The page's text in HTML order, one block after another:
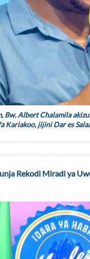
Bw. Albert Chalamila
Kariakoo, jijini Dar es
Rekodi Miradi ya